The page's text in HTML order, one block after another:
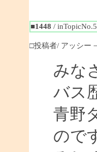
■1448 /
□投稿者/ アッシー
みな
バス
青野
ので